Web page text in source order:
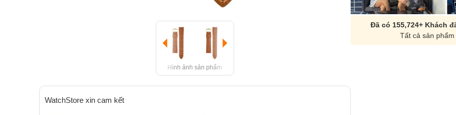
Hình ảnh sản phẩm
WatchStore xin cam kết
Đã có 155,724+ Khách
Tất cả sản